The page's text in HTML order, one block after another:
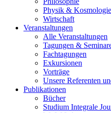
Physik & Kosmologie
Wirtschaft
Veranstaltungen
Alle Veranstaltungen
Tagungen &
Fachtagungen
Exkursionen
Vorträge
Unsere Referenten
Publikationen
Bücher
Studium Integrale